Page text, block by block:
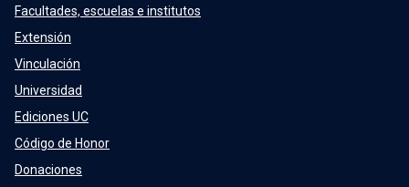
Facultades, escuelas e institutos
Extensión
Vinculación
Universidad
Ediciones UC
Código de Honor
Donaciones